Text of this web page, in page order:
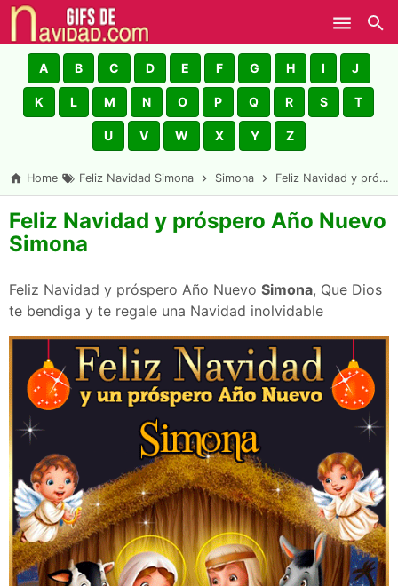
Skip to main content
A B C D E F G H I J
K L M N O P Q R S T
U V W X Y Z
Home Feliz Navidad Simona Simona Feliz Navidad y próspero Año Nuevo Simona
Feliz Navidad y próspero Año Nuevo
Simona
Feliz Navidad y próspero Año Nuevo Simona, Que Dios
te bendiga y te regale una Navidad inolvidable